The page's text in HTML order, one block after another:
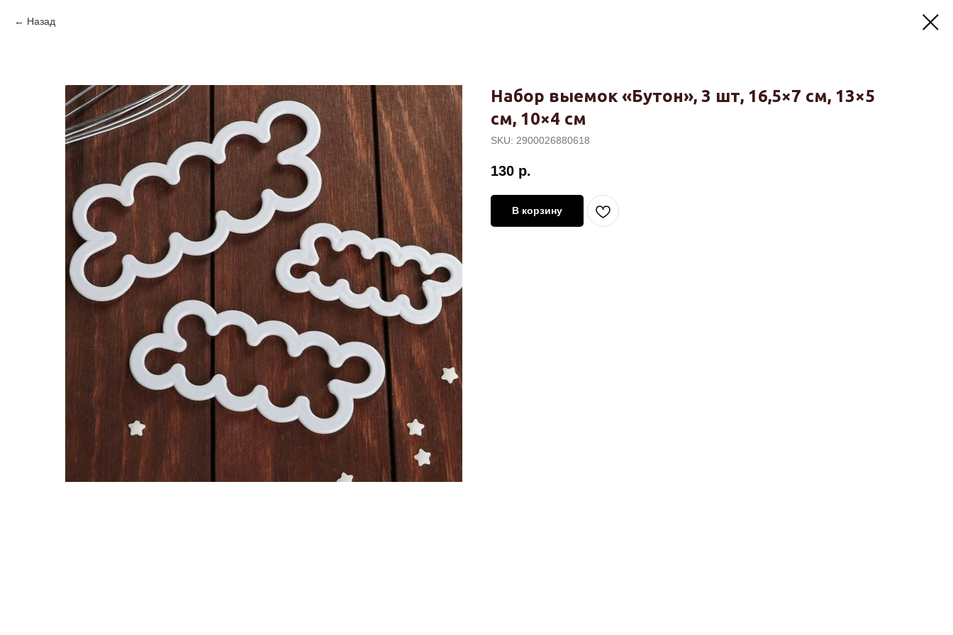
Назад
Набор выемок «Бутон», 3 шт, 16,5×7 см, 13×5
см, 10×4 см
SKU: 2900026880618
130 р.
В корзину